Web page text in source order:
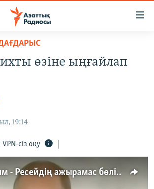
өзіне ыңғайлап
19:14
VPN-сіз оқу
Путин: Қырым - Ресейдің ажырамас бөлігі